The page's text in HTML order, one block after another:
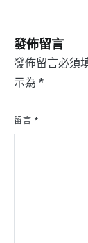
發佈留言
發佈留言必須
示為 *
留言 *